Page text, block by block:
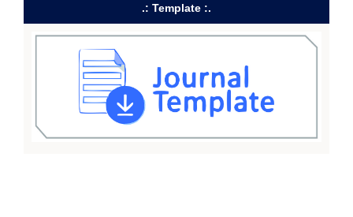
.: Template :.